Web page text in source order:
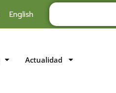
English
Actualidad